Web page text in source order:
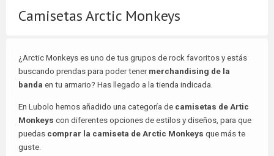
Camisetas Arctic Monkeys
¿Arctic Monkeys es uno de tus grupos de rock favoritos y estás
buscando prendas para poder tenermerchandising de la
banda en tu armario? Has llegado a la tienda indicada.
En Lubolo hemos añadido una categoría de camisetas de Artic
Monkeys con diferentes opciones de estilos y diseños, para que
puedas comprar la camiseta de Arctic Monkeys que más te
guste.